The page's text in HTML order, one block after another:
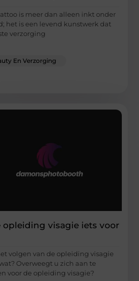
is meer dan alleen inkt onder
het is een levend kunstwerk dat
verzorging
En Verzorging
opleiding visagie iets voor
volgen van de opleiding visagie
Overweegt u zich aan te
voor de opleiding visagie?